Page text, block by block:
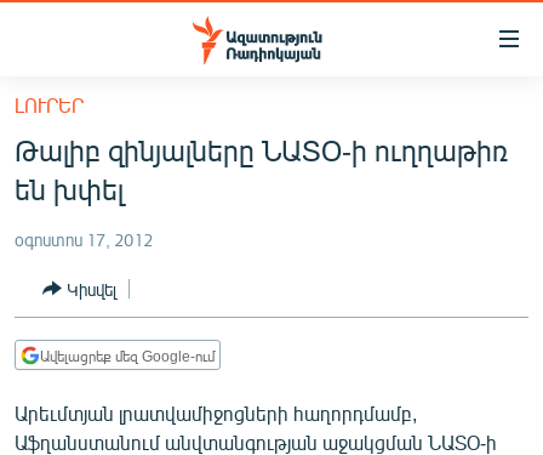
Մատչելիության
հիմնական
բովանդակությանը
Անցնել
հիմնական
մենյուին
ՀԱՅԱՍՏԱՆ
ՔԱՂԱՔԱԿԱՆ
ԸՆՏՐՈՒԹՅՈՒՆՆԵՐ 2026
ԻՐԱՎՈՒՆՔ
ՀԱՍԱՐԱԿՈՒԹՅՈՒՆ
ՂԱՐԱԲԱՂ
ԼՈՒՐԵՐ
Թալիբ զինյալները ՆԱՏՕ-ի ուղղաթիռ
են խփել
օգոստոս 17, 2012
Կիսվել
Ավելացրեք մեզ Google-ում
Արեւմտյան լրատվամիջոցների հաղորդմամբ,
Աֆղանստանում անվտանգության աջակցման ՆԱՏՕ-ի